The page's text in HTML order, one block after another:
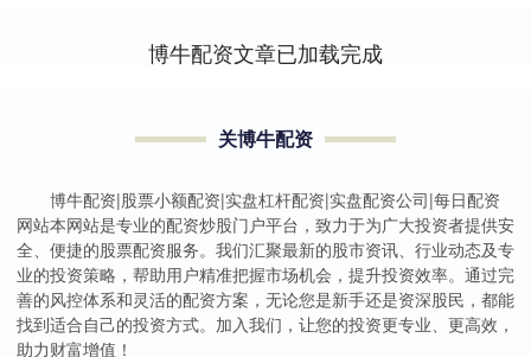
博牛配资文章已加载完成
关博牛配资
博牛配资|股票小额配资|实盘杠杆配资|实盘配资公司|每日配资
网站本网站是专业的配资炒股门户平台，致力于为广大投资者提供安
全、便捷的股票配资服务。我们汇聚最新的股市资讯、行业动态及专
业的投资策略，帮助用户精准把握市场机会，提升投资效率。通过完
善的风控体系和灵活的配资方案，无论您是新手还是资深股民，都能
找到适合自己的投资方式。加入我们，让您的投资更专业、更高效，
助力财富增值！